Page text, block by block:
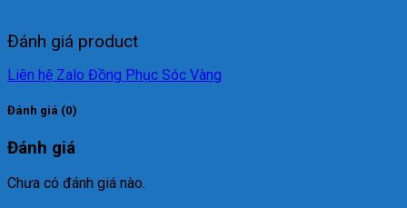
Đánh giá product
Liên hệ Zalo Đồng Phục Sóc Vàng
Đánh giá (0)
Đánh giá
Chưa có đánh giá nào.